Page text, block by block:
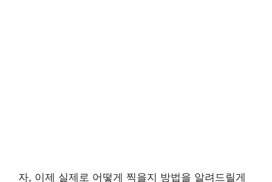
자, 이제 실제로 어떻게 찍을지 방법을 알려드릴게